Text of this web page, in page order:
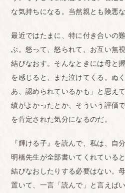
な気持ちになる。当然親とも険悪
最近ではたまに、特に付き合いの
ぶ。怒って、怒られて、お互い無
結びなおす。そんなときには母と
を感じると、また泣けてくる。ぬ
あ、認められているかも」と思え
績がよかったとか、そういう評価
を肯定された気分になるのだ。
『輝ける子』を読んで、私は、自
明橋先生が全部書いてくれている
結びなおしたりする必要はない。
置いて、一言「読んで」と言えば